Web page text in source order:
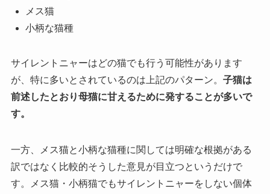
メス猫
小柄な猫種
サイレントニャーはどの猫でも行う可能性があります
が、特に多いとされているのは上記のパターン。 子猫は
前述したとおり母猫に甘えるために発することが多いで
す。
一方、メス猫と小柄な猫種に関しては明確な根拠がある
訳ではなく比較的そうした意見が目立つというだけで
す。メス猫・小柄猫でもサイレントニャーをしない個体